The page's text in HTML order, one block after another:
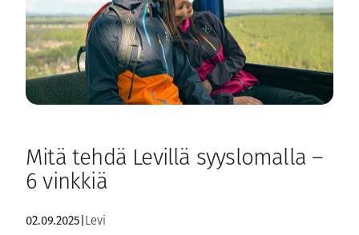
Mitä tehdä Levillä syyslomalla –
6 vinkkiä
02.09.2025 Levi